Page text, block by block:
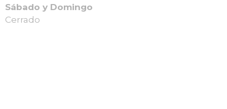
Sábado y Domingo
Cerrado